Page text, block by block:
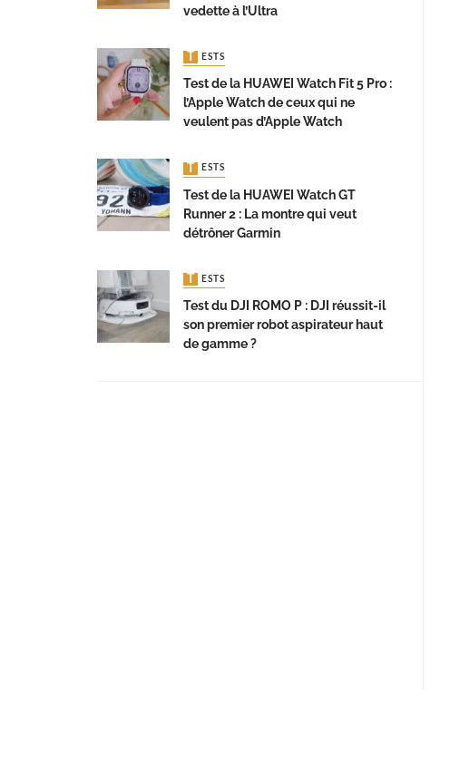
vedette à l’Ultra
TESTS
Test de la HUAWEI Watch Fit 5 Pro :
l’Apple Watch de ceux qui ne
veulent pas d’Apple Watch
TESTS
Test de la HUAWEI Watch GT
Runner 2 : La montre qui veut
détrôner Garmin
TESTS
Test du DJI ROMO P : DJI réussit-il
son premier robot aspirateur haut
de gamme ?